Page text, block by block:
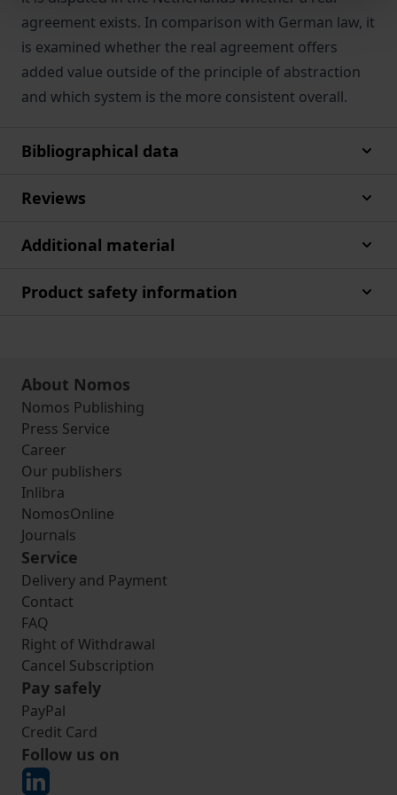
agreement exists. In comparison with German law, it
is examined whether the real agreement offers
added value outside of the principle of abstraction
and which system is the more consistent overall.
Bibliographical data
Reviews
Additional material
Product safety information
About Nomos
Nomos Publishing
Press Service
Career
Our publishers
Inlibra
NomosOnline
Journals
Service
Delivery and Payment
Contact
FAQ
Right of Withdrawal
Cancel Subscription
Pay safely
PayPal
Credit Card
Follow us on